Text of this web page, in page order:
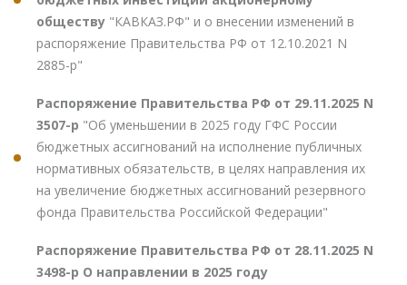
обществу "КАВКАЗ.РФ" и о внесении изменений в
распоряжение Правительства РФ от 12.10.2021 N
2885-р"
Распоряжение Правительства РФ от 29.11.2025 N
3507-р "Об уменьшении в 2025 году ГФС России
бюджетных ассигнований на исполнение публичных
нормативных обязательств, в целях направления их
на увеличение бюджетных ассигнований резервного
фонда Правительства Российской Федерации"
Распоряжение Правительства РФ от 28.11.2025 N
3498-р О направлении в 2025 году